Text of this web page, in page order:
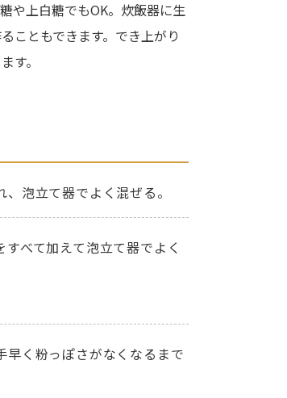
や上白糖でもOK。炊飯器に生
こともできます。でき上がり
す。
泡立て器でよく混ぜる。
べて加えて泡立て器でよく
く粉っぽさがなくなるまで